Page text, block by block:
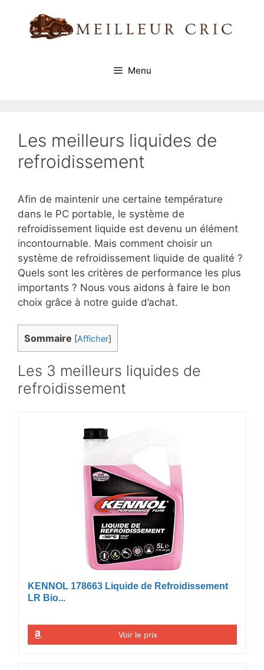
contenu
Menu
Les meilleurs liquides de
refroidissement
Afin de maintenir une certaine température
dans le PC portable, le système de
refroidissement liquide est devenu un élément
incontournable. Mais comment choisir un
système de refroidissement liquide de qualité ?
Quels sont les critères de performance les plus
importants ? Nous vous aidons à faire le bon
choix grâce à notre guide d’achat.
Sommaire [Afficher]
Les 3 meilleurs liquides de
refroidissement
KENNOL 178663 Liquide de Refroidissement
LR Bio...
Voir le prix